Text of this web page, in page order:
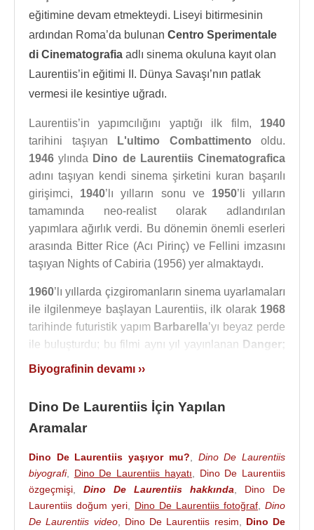
eğitimine devam etmekteydi. Liseyi bitirmesinin
ardından Roma’da bulunan Centro Sperimentale
di Cinematografia adlı sinema okuluna kayıt olan
Laurentiis’in eğitimi II. Dünya Savaşı’nın patlak
vermesi ile kesintiye uğradı.
Laurentiis’in yapımcılığını yaptığı ilk film, 1940
tarihini taşıyan
L'ultimo Combattimento oldu.
1946 ylında Dino de Laurentiis Cinematografica
adını taşıyan kendi sinema şirketini kuran başarılı
girişimci, 1940’lı yılların sonu ve 1950’li yılların
tamamında neo-realist olarak adlandırılan
yapımlara ağırlık verdi. Bu dönemin önemli eserleri
arasında Bitter Rice (Acı Pirinç) ve Fellini imzasını
taşıyan Nights of Cabiria (1956) yer almaktaydı.
1960’lı yıllarda çizgiromanların sinema uyarlamaları
ile ilgilenmeye başlayan Laurentiis, ilk olarak 1968
tarihinde futuristik yapım Barbarella’yı beyaz perde
ile buluşturdu; bu filmi aynı yıl yayınlanan Danger;
Diabolik takip etti.
bulunmak amacıyla Carolina, A.B.D.’ye taşınan
Laurentiis, burada
kurdu. 70’li ve 80’li yıllarda pek çok farklı alandan
özgün sinema eserleri veren yönetmen, bu
dönemde her biri kült olarak adlandırılan pek çok
yapıma imza attı; çizgiroman uyarlamaları Flash
Biyografinin devamı ››
Dino De Laurentiis İçin Yapılan
Aramalar
Dino De Laurentiis yaşıyor mu?
Dino De Laurentiis
biyografi, Dino De Laurentiis hayatı
Dino De Laurentiis
özgeçmişi
Dino De Laurentiis hakkında
Dino De
Laurentiis doğum yeri
Dino De Laurentiis fotoğraf
Dino
De Laurentiis video, Dino De Laurentiis resim
Dino De